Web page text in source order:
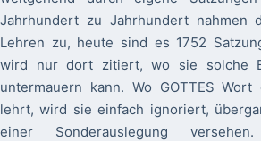
Jahrhundert zu Jahrhundert nahmen
Lehren zu, heute sind es 1752
wird nur dort zitiert, wo sie solche
untermauern kann. Wo GOTTES Wort
lehrt, wird sie einfach ignoriert,
einer Sonderauslegung